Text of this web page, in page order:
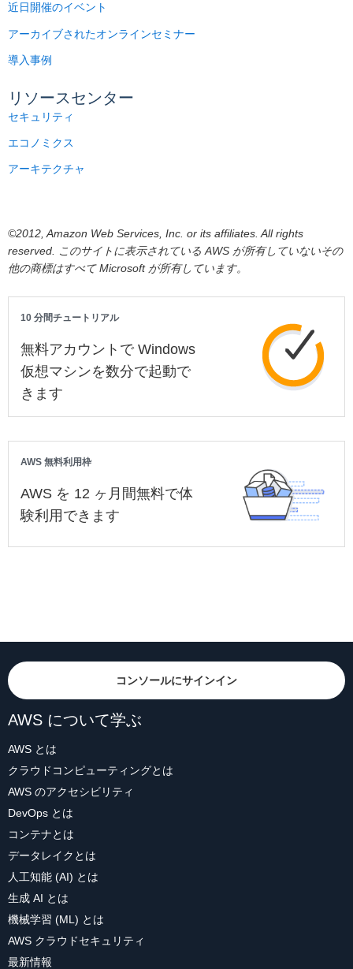
近日開催のイベント
アーカイブされたオンラインセミナー
導入事例
リソースセンター
セキュリティ
エコノミクス
アーキテクチャ
©2012, Amazon Web Services, Inc. or its affiliates. All rights
reserved. このサイトに表示されている AWS が所有していないその
他の商標はすべて Microsoft が所有しています。
10 分間チュートリアル
無料アカウントで Windows
仮想マシンを数分で起動で
きます
AWS 無料利用枠
AWS を 12 ヶ月間無料で体
験利用できます
コンソールにサインイン
AWS について学ぶ
AWS とは
クラウドコンピューティングとは
AWS のアクセシビリティ
DevOps とは
コンテナとは
データレイクとは
人工知能 (AI) とは
生成 AI とは
機械学習 (ML) とは
AWS クラウドセキュリティ
最新情報